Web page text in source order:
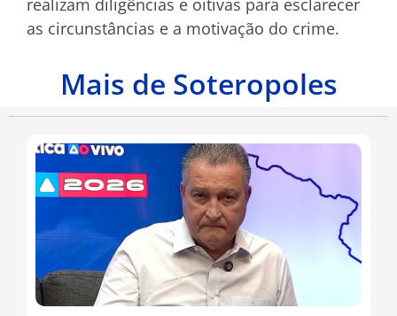
realizam diligências e oitivas para esclarecer
as circunstâncias e a motivação do crime.
Mais de Soteropoles